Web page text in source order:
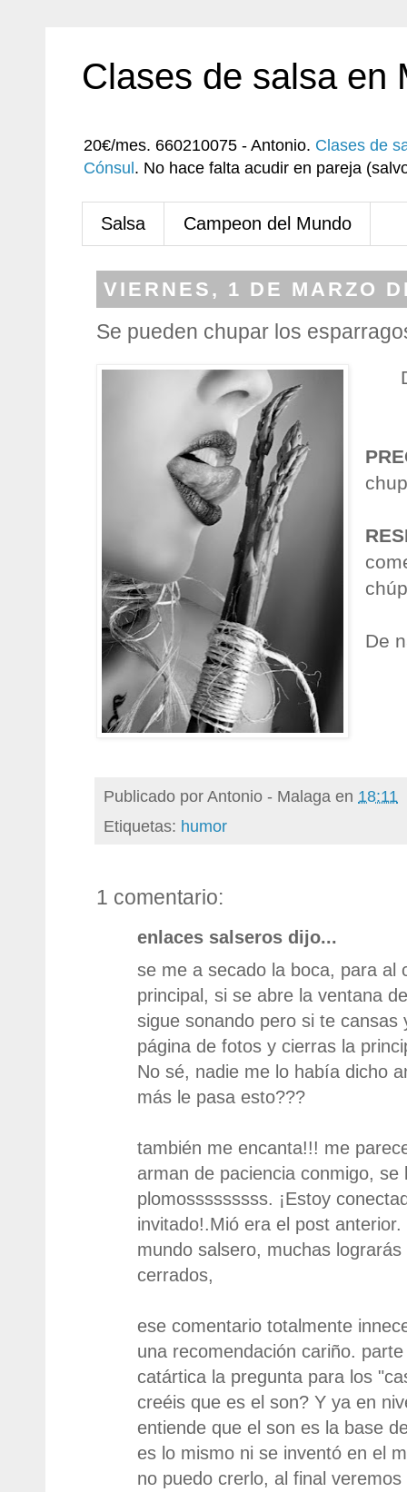
Clases de salsa en
20€/mes. 660210075 - Antonio. Clases de
Cónsul . No hace falta acudir en pareja
Salsa Campeon del Mundo
VIERNES, 1 DE MARZO
Se pueden chupar los
De
Publicado porAntonio - Malaga en 18:11
Etiquetas: humor
1 comentario:
enlaces salseros dijo...
se me a secado la boca, para al
principal, si se abre la ventana
sigue sonando pero si te cansas
página de fotos y cierras la
No sé, nadie me lo había dicho
más le pasa esto???
también me encanta!!! me
arman de paciencia conmigo, se
plomosssssssss. ¡Estoy
invitado!.Mió era el post
mundo salsero, muchas
cerrados,
ese comentario totalmente
una recomendación cariño.
catártica la pregunta para los
creéis que es el son? Y ya en
entiende que el son es la base
es lo mismo ni se inventó en el
no puedo crerlo, al final veremos